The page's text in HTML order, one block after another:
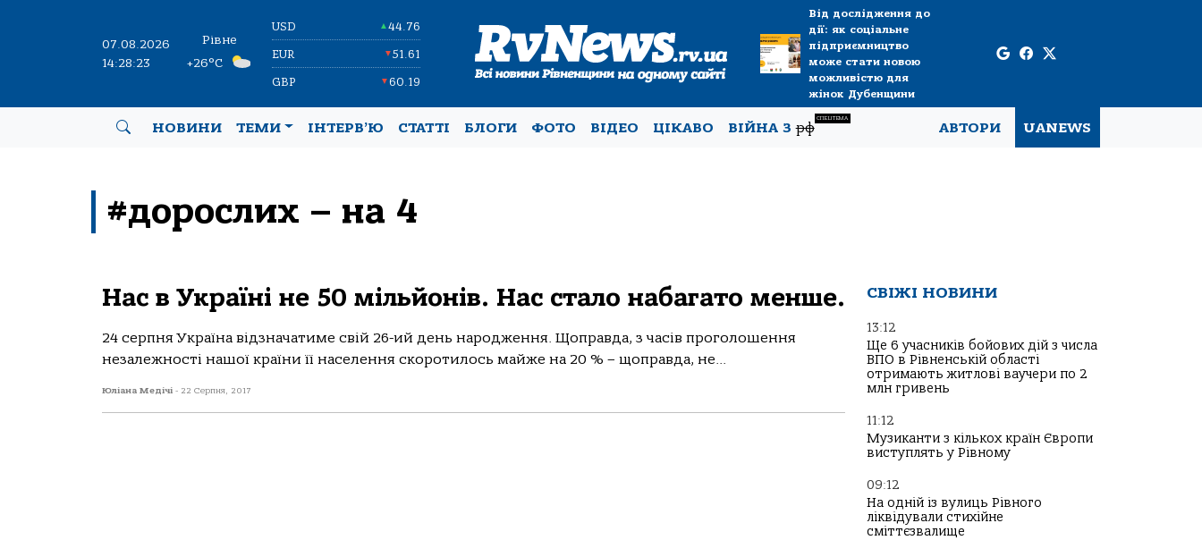
07.08.2026
14:28:23
Рівне
+26°C
USD ▲44.76
EUR ▼51.61
GBP ▼60.19
Від дослідження до
дії: як соціальне
підприємництво
може стати новою
можливістю для
жінок Дубенщини
НОВИНИ ТЕМИ ІНТЕРВ’Ю СТАТТІ БЛОГИ ФОТО ВІДЕО ЦІКАВО ВІЙНА Зрф
СПЕЦТЕМА
АВТОРИ UANEWS
#дорослих – на 4
Нас в Україні не 50 мільйонів. Нас стало набагато менше.
24 серпня Україна відзначатиме свій 26-ий день народження. Щоправда, з часів проголошення
незалежності нашої країни її населення скоротилось майже на 20 % – щоправда, не...
Юліана Медічі - 22 Серпня, 2017
СВІЖІ НОВИНИ
13:12
Ще 6 учасників бойових дій з числа
ВПО в Рівненській області
отримають житлові ваучери по 2
млн гривень
11:12
Музиканти з кількох країн Європи
виступлять у Рівному
09:12
На одній із вулиць Рівного
ліквідували стихійне
сміттєзвалище